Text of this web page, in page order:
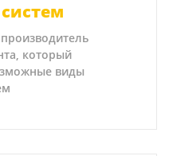
который
виды